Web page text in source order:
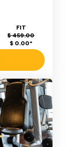
FIT
$ 459.00
$ 0.00*